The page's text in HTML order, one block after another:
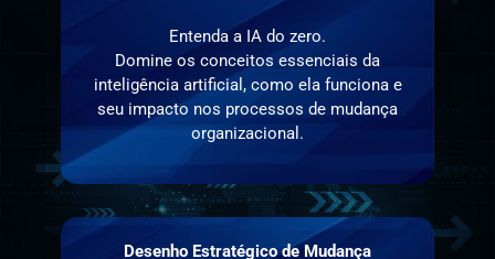
Entenda a IA do zero.
Domine os conceitos essenciais da
inteligência artificial, como ela funciona e
seu impacto nos processos de mudança
organizacional.
Desenho Estratégico de Mudança